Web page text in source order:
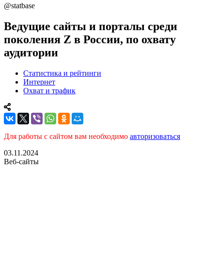
@statbase
Ведущие сайты и порталы среди
поколения Z в России, по охвату
аудитории
Статистика и рейтинги
Интернет
Охват и трафик
Для работы с сайтом вам необходимо авторизоваться
03.11.2024
Веб-сайты